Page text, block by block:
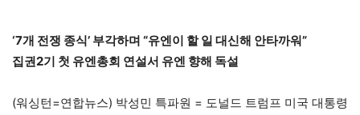
‘7개 전쟁 종식’ 부각하며 “유엔이 할 일 대신해 안타까워”
집권2기 첫 유엔총회 연설서 유엔 향해 독설
(워싱턴=연합뉴스) 박성민 특파원 = 도널드 트럼프 미국 대통령